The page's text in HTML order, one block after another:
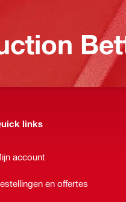
links
account
en offertes